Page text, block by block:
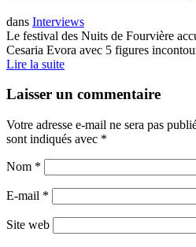
dans Interviews
Le festival des Nuits de Fourvière
Cesaria Evora avec 5 figures
Lire la suite
Laisser un commentaire
Votre adresse e-mail ne sera pas
sont indiqués avec *
Nom *
E-mail *
Site web